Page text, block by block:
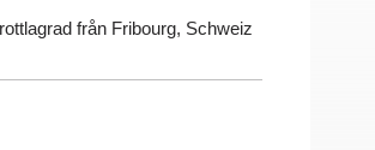
från Fribourg, Schweiz